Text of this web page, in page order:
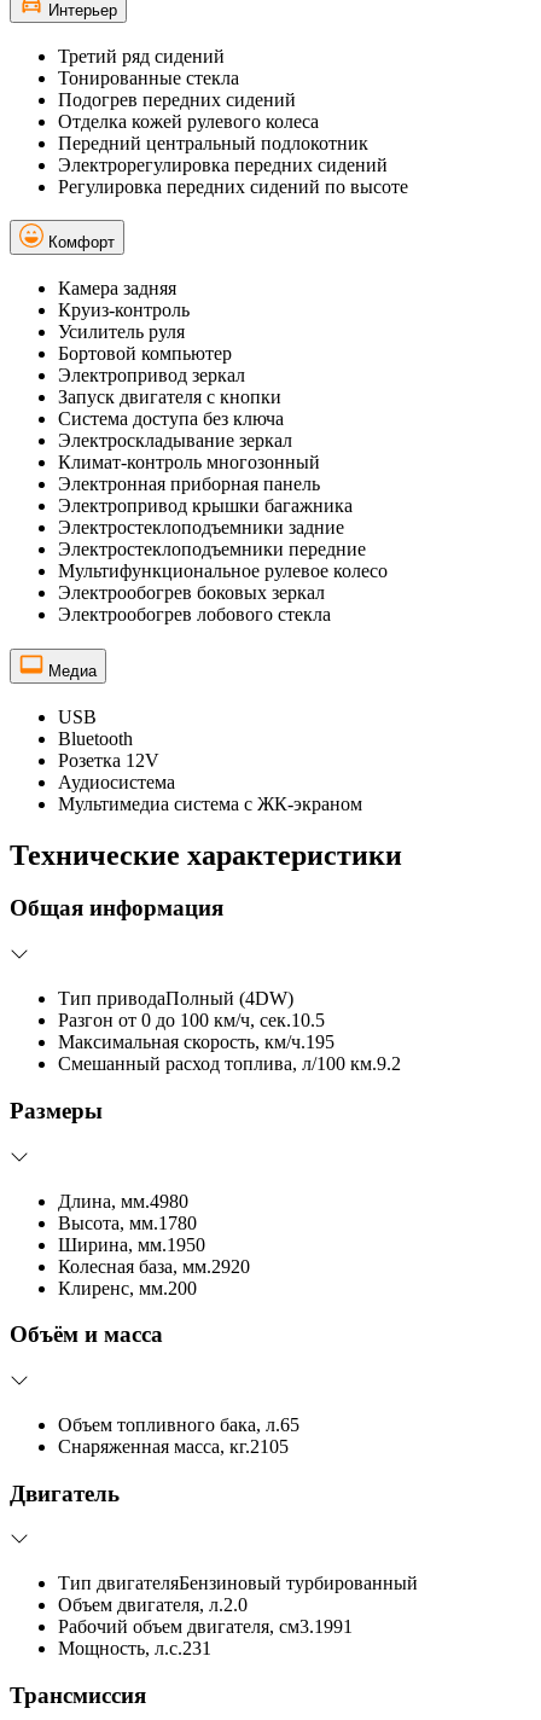
Интерьер
Третий ряд сидений
Тонированные стекла
Подогрев передних сидений
Отделка кожей рулевого колеса
Передний центральный подлокотник
Электрорегулировка передних сидений
Регулировка передних сидений по высоте
Комфорт
Камера задняя
Круиз-контроль
Усилитель руля
Бортовой компьютер
Электропривод зеркал
Запуск двигателя с кнопки
Система доступа без ключа
Электроскладывание зеркал
Климат-контроль многозонный
Электронная приборная панель
Электропривод крышки багажника
Электростеклоподъемники задние
Электростеклоподъемники передние
Мультифункциональное рулевое колесо
Электрообогрев боковых зеркал
Электрообогрев лобового стекла
Медиа
USB
Bluetooth
Розетка 12V
Аудиосистема
Мультимедиа система с ЖК-экраном
Технические характеристики
Общая информация
Тип приводаПолный (4DW)
Разгон от 0 до 100 км/ч, сек.10.5
Максимальная скорость, км/ч.195
Смешанный расход топлива, л/100 км.9.2
Размеры
Длина, мм.4980
Высота, мм.1780
Ширина, мм.1950
Колесная база, мм.2920
Клиренс, мм.200
Объём и масса
Объем топливного бака, л.65
Снаряженная масса, кг.2105
Двигатель
Тип двигателяБензиновый турбированный
Объем двигателя, л.2.0
Рабочий объем двигателя, см3.1991
Мощность, л.с.231
Трансмиссия